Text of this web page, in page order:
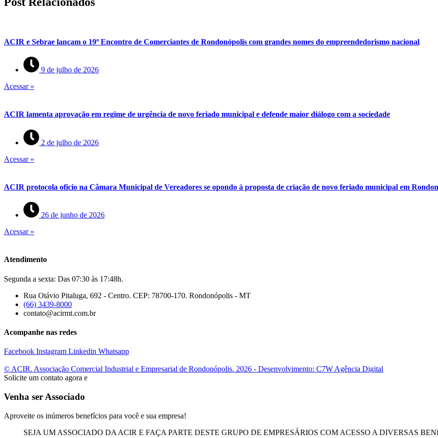
ACIR e Sebrae lançam o 19º Encontro de Comerciantes de Rondonópolis com grandes nomes do empreendedorismo nacional
9 de julho de 2026
Acessar »
ACIR lamenta aprovação em regime de urgência de novo feriado municipal e defende maior diálogo com a sociedade
2 de julho de 2026
Acessar »
ACIR protocola oficio na Câmara Municipal de Vereadores se opondo à proposta de criação de novo feriado municipal em
26 de junho de 2026
Acessar »
Atendimento
Segunda a sexta: Das 07:30 às 17:48h.
Rua Otávio Pitaluga, 692 - Centro. CEP: 78700-170. Rondonópolis - MT
(66) 3439-8000
contato@acirmt.com.br
Acompanhe nas redes
Facebook Instagram Linkedin Whatsapp
© ACIR. Associação Comercial Industrial e Empresarial de Rondonópolis. 2026 - Desenvolvimento: C7W Agência Digital
Solicite um contato agora e
Venha ser Associado
Aproveite os inúmeros benefícios para você e sua empresa!
SEJA UM ASSOCIADO DA ACIR E FAÇA PARTE DESTE GRUPO DE EMPRESÁRIOS COM ACESSO A DIVERSAS